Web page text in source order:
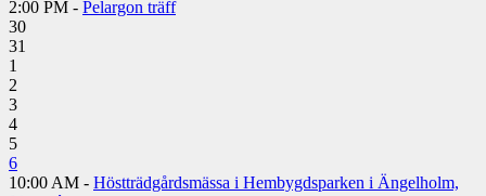
2:00 PM - Pelargon träff
30
31
1
2
3
4
5
6
10:00 AM - Höstträdgårdsmässa i Hembygdsparken i Ängelholm,